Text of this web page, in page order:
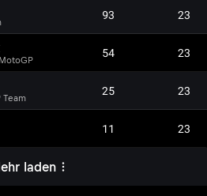
93 23
54 23
Team 25 23
11 23
laden